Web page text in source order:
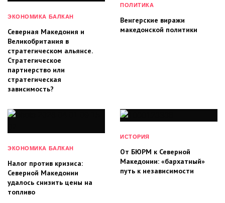
ЭКОНОМИКА БАЛКАН
Северная Македония и
Великобритания в
стратегическом альянсе.
Стратегическое
партнерство или
стратегическая
зависимость?
ПОЛИТИКА
Венгерские виражи
македонской политики
ЭКОНОМИКА БАЛКАН
Налог против кризиса:
Северной Македонии
удалось снизить цены на
топливо
ИСТОРИЯ
От БЮРМ к Северной
Македонии: «бархатный»
путь к независимости